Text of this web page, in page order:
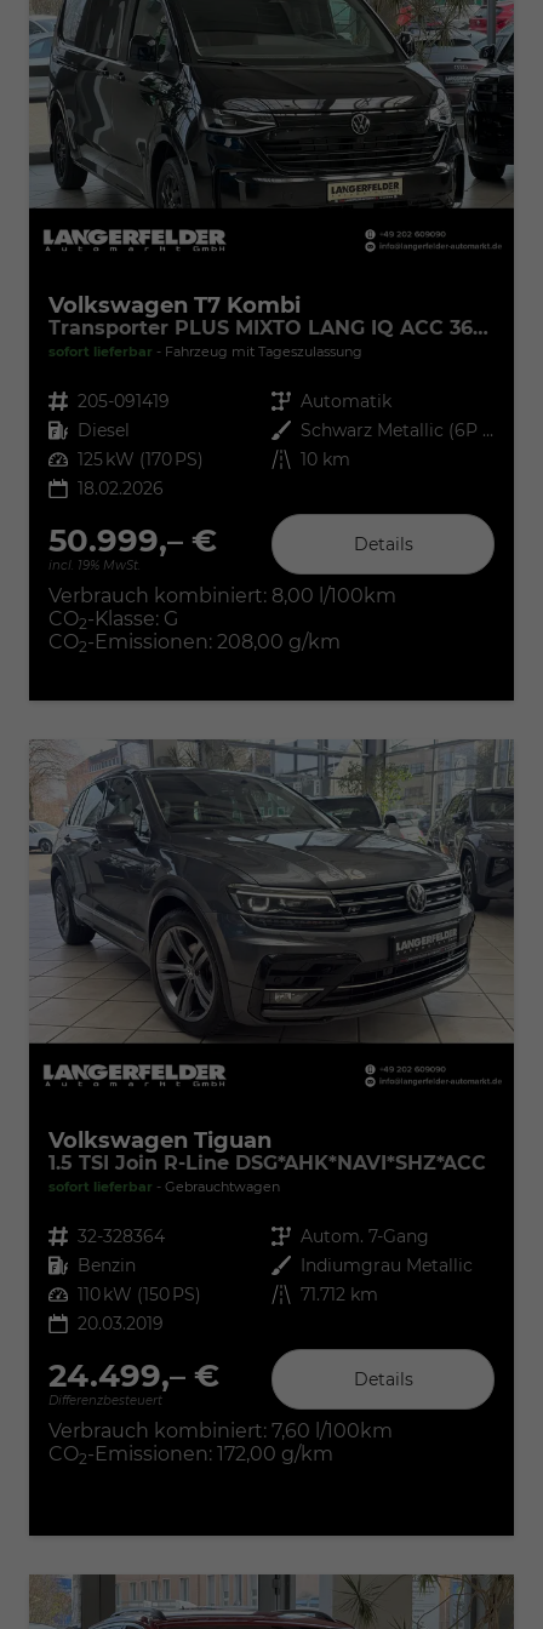
Volkswagen T7 Kombi
Transporter PLUS MIXTO LANG IQ ACC 360° 5Si
sofort lieferbar Fahrzeug mit Tageszulassung
Fahrzeugnr. 205-091419 Getriebe Automatik
Kraftstoff Diesel Außenfarbe
Schwarz Metallic (6P Midnight Black)
Leistung 125 kW (170 PS) Kilometerstand 10 km
18.02.2026
50.999,– €
incl. 19% MwSt.
Details
Verbrauch kombiniert: 8,00 l/100km
CO2-Klasse: G
CO2-Emissionen: 208,00 g/km
Volkswagen Tiguan
1.5 TSI Join R-Line DSG*AHK*NAVI*SHZ*ACC
sofort lieferbar Gebrauchtwagen
Fahrzeugnr. 32-328364 Getriebe Autom. 7-Gang
Kraftstoff Benzin Außenfarbe Indiumgrau Metallic
Leistung 110 kW (150 PS) Kilometerstand 71.712 km
20.03.2019
24.499,– €
Differenzbesteuert
Details
Verbrauch kombiniert: 7,60 l/100km
CO2-Emissionen: 172,00 g/km